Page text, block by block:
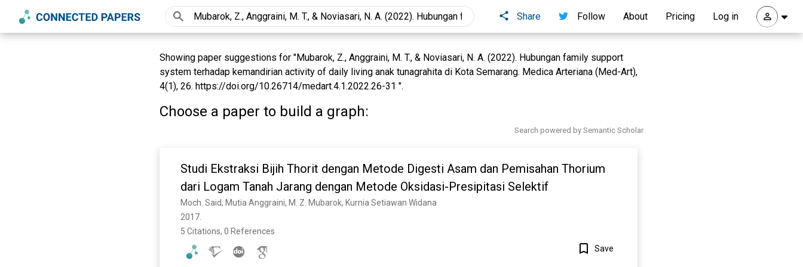
Share Follow About Pricing Log in
Showing paper suggestions for "Mubarok, Z., Anggraini, M. T., & Noviasari, N. A. (2022). Hubungan family support
system terhadap kemandirian activity of daily living anak tunagrahita di Kota Semarang. Medica Arteriana (Med-Art),
4(1), 26. https://doi.org/10.26714/medart.4.1.2022.26-31 ".
Choose a paper to build a graph:
Search powered by Semantic Scholar
Studi Ekstraksi Bijih Thorit dengan Metode Digesti Asam dan Pemisahan Thorium
dari Logam Tanah Jarang dengan Metode Oksidasi-Presipitasi Selektif
Moch. Said, Mutia Anggraini, M. Z. Mubarok, Kurnia Setiawan Widana
2017.
5 Citations, 0 References
Save